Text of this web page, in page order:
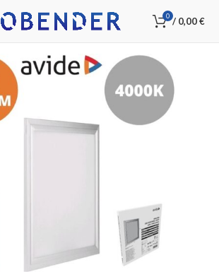
0 / 0,00€